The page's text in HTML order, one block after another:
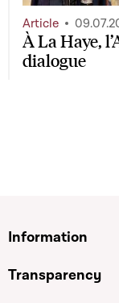
À La Haye,
dialogue
Article
Information
Transparency